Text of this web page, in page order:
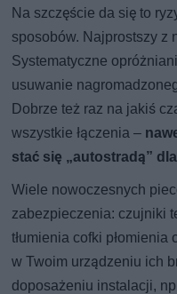
Na szczęście da się to
sposobów. Najprostszy
Systematyczne
usuwanie
Dobrze też raz na jakiś
wszystkie łączenia –
stać się „autostradą”
Wiele nowoczesnych
zabezpieczenia: czujniki
tłumienia cofki
w Twoim urządzeniu ich
doposażeniu instalacji,